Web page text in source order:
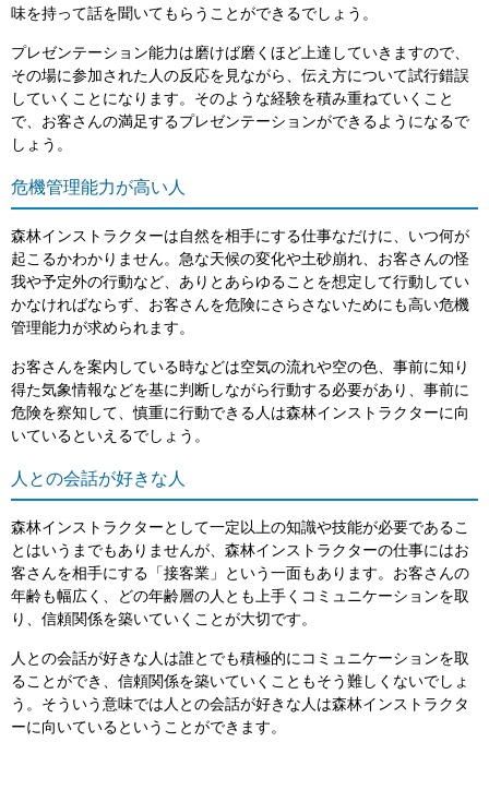
味を持って話を聞いてもらうことができるでしょう。
プレゼンテーション能力は磨けば磨くほど上達していきますので、
その場に参加された人の反応を見ながら、伝え方について試行錯誤
していくことになります。そのような経験を積み重ねていくこと
で、お客さんの満足するプレゼンテーションができるようになるで
しょう。
危機管理能力が高い人
森林インストラクターは自然を相手にする仕事なだけに、いつ何が
起こるかわかりません。急な天候の変化や土砂崩れ、お客さんの怪
我や予定外の行動など、ありとあらゆることを想定して行動してい
かなければならず、お客さんを危険にさらさないためにも高い危機
管理能力が求められます。
お客さんを案内している時などは空気の流れや空の色、事前に知り
得た気象情報などを基に判断しながら行動する必要があり、事前に
危険を察知して、慎重に行動できる人は森林インストラクターに向
いているといえるでしょう。
人との会話が好きな人
森林インストラクターとして一定以上の知識や技能が必要であるこ
とはいうまでもありませんが、森林インストラクターの仕事にはお
客さんを相手にする「接客業」という一面もあります。お客さんの
年齢も幅広く、どの年齢層の人とも上手くコミュニケーションを取
り、信頼関係を築いていくことが大切です。
人との会話が好きな人は誰とでも積極的にコミュニケーションを取
ることができ、信頼関係を築いていくこともそう難しくないでしょ
う。そういう意味では人との会話が好きな人は森林インストラクタ
ーに向いているということができます。